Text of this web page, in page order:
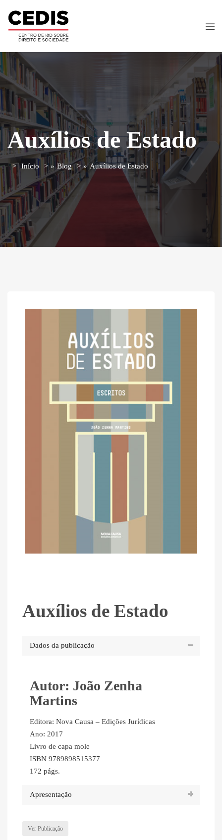
Auxílios de Estado
Início » Blog » Auxílios de Estado
Auxílios de Estado
Dados da publicação
Autor: João Zenha
Martins
Editora: Nova Causa – Edições Jurídicas
Ano: 2017
Livro de capa mole
ISBN 9789898515377
172 págs.
Apresentação
Ver Publicação